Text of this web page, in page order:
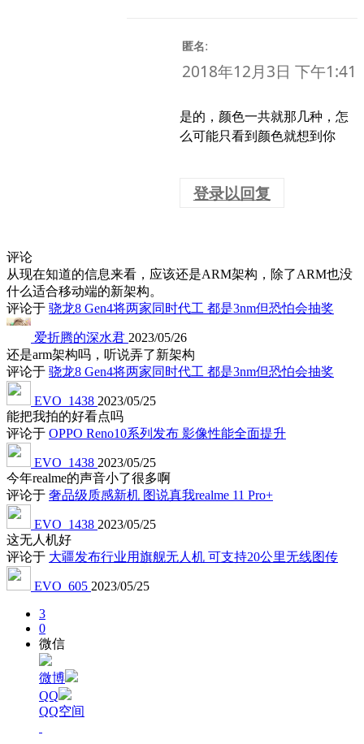
匿名:
2018年12月3日 下午1:41
是的，颜色一共就那几种，怎
么可能只看到颜色就想到你
登录以回复
评论
从现在知道的信息来看，应该还是ARM架构，除了ARM也没
什么适合移动端的新架构。
评论于 骁龙8 Gen4将两家同时代工 都是3nm但恐怕会抽奖
爱折腾的深水君 2023/05/26
还是arm架构吗，听说弄了新架构
评论于 骁龙8 Gen4将两家同时代工 都是3nm但恐怕会抽奖
EVO_1438 2023/05/25
能把我拍的好看点吗
评论于 OPPO Reno10系列发布 影像性能全面提升
EVO_1438 2023/05/25
今年realme的声音小了很多啊
评论于 奢品级质感新机 图说真我realme 11 Pro+
EVO_1438 2023/05/25
这无人机好
评论于 大疆发布行业用旗舰无人机 可支持20公里无线图传
EVO_605 2023/05/25
3
0
微信
微博
QQ
QQ空间